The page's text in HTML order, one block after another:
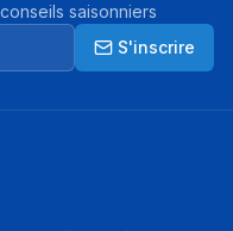
saisonniers
S'inscrire